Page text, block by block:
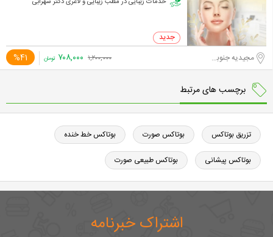
مجیدیه جنوبی %41 ۱,۲۰۰,۰۰۰ ۷۰۸,۰۰۰ تومان
برچسب های مرتبط
تزریق بوتاکس بوتاکس صورت بوتاکس خط خنده
بوتاکس پیشانی بوتاکس طبیعی صورت
اشتراک خبرنامه